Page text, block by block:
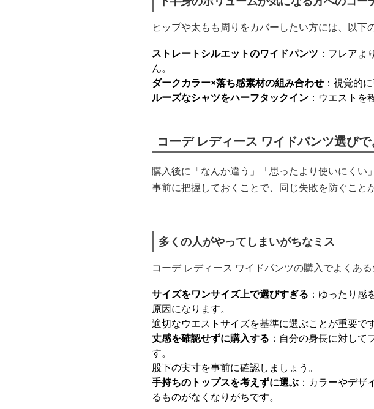
ヒップや太もも周りをカバーしたい方には、以下
ストレートシルエットのワイドパンツ ：フレア
ん。
ダークカラー×落ち感素材の組み合わせ ：視覚的
ルーズなシャツをハーフタックイン ：ウエストを
コーデ レディース ワイドパンツ選び
購入後に「なんか違う」「思ったより使いにくい
事前に把握しておくことで、同じ失敗を防ぐこと
多くの人がやってしまいがちなミス
コーデ レディース ワイドパンツの購入でよくあ
サイズをワンサイズ上で選びすぎる ：ゆったり
原因になります。
適切なウエストサイズを基準に選ぶことが重要です
丈感を確認せずに購入する ：自分の身長に対し
す。
股下の実寸を事前に確認しましょう。
手持ちのトップスを考えずに選ぶ ：カラーやデ
るものがなくなりがちです。